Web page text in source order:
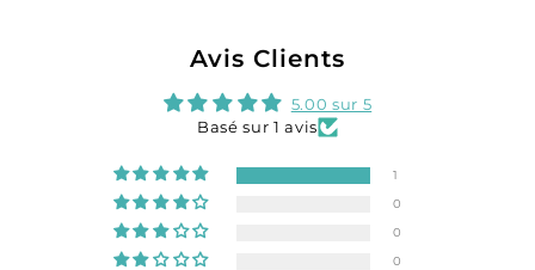
Avis Clients
5.00 sur 5
Basé sur 1 avis
1
0
0
0